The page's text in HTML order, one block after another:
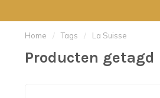
Home / Tags / La Suisse
Producten getagd